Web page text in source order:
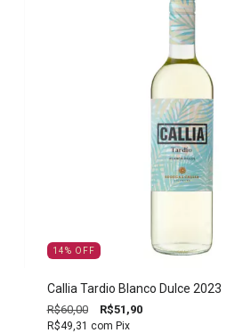
14% OFF
Callia Tardio Blanco Dulce 2023
R$60,00 R$51,90
R$49,31 com Pix